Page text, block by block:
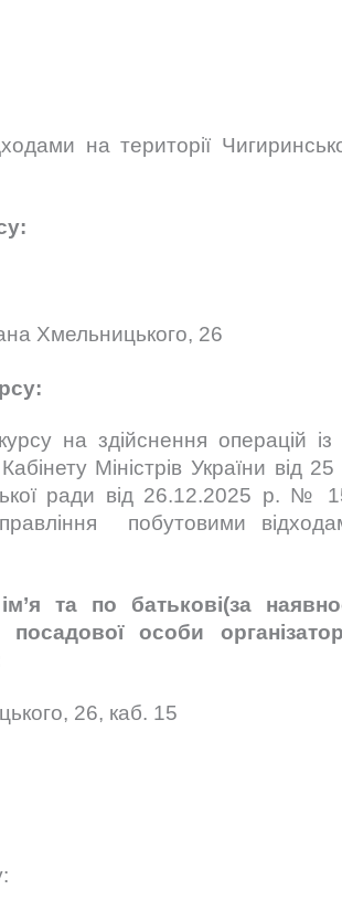
на території
Хмельницького, 26
на здійснення операцій
Міністрів України від
ради від 26.12.2025 р. №
побутовими
та по батькові(за
особи
26, каб. 15